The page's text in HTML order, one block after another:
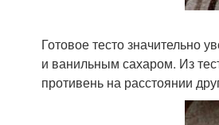
Готовое тесто значительно
и ванильным сахаром. Из
противень на расстоянии